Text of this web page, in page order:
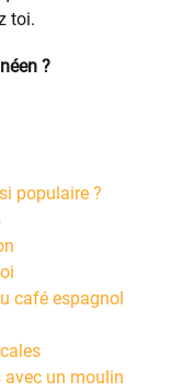
toi.
?
populaire ?
café espagnol
un moulin